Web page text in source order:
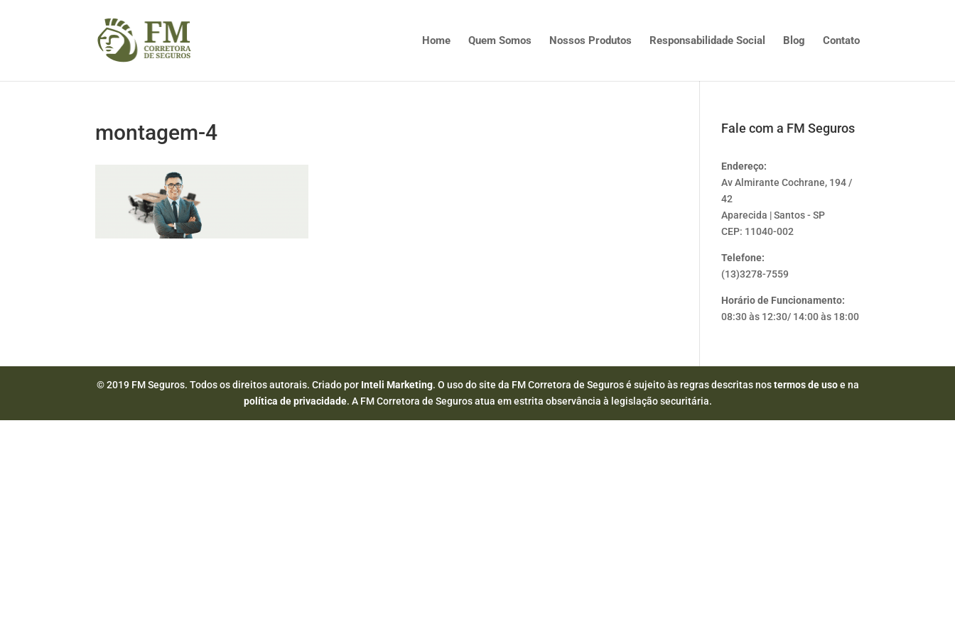
Home Quem Somos Nossos Produtos Responsabilidade Social Blog Contato
montagem-4 Fale com a FM Seguros
Endereço:
Av Almirante Cochrane, 194 /
42
Aparecida | Santos - SP
CEP: 11040-002
Telefone:
(13)3278-7559
Horário de Funcionamento:
08:30 às 12:30/ 14:00 às 18:00
© 2019 FM Seguros. Todos os direitos autorais. Criado por Inteli Marketing. O uso do site da FM Corretora de Seguros é sujeito às regras descritas nostermos de usoe na
política de privacidade. A FM Corretora de Seguros atua em estrita observância à legislação securitária.